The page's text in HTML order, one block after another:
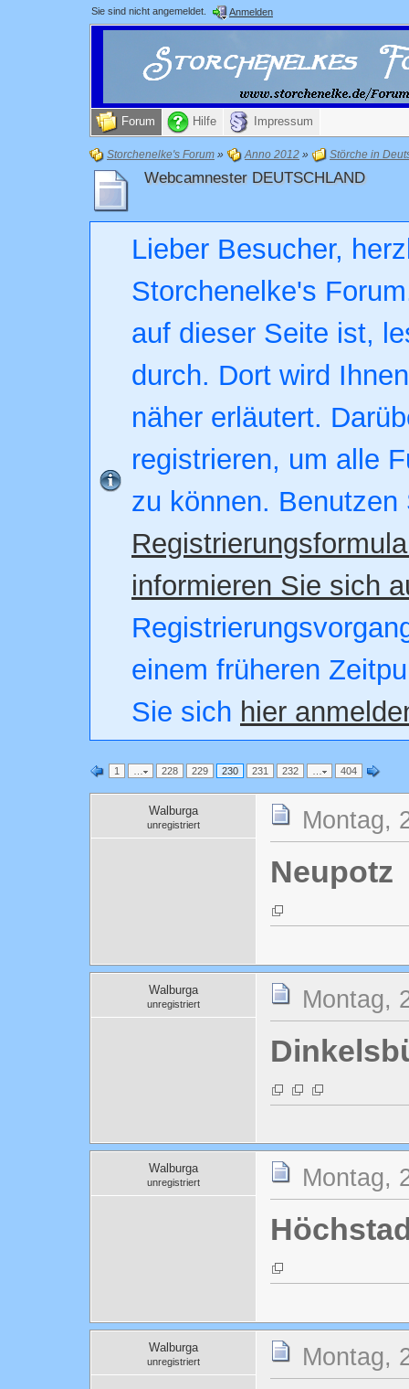
Sie sind nicht angemeldet. Anmelden
Forum Hilfe Impressum
Storchenelke's Forum » Anno 2012 » Störche in
Webcamnester DEUTSCHLAND
Lieber Besucher,
Storchenelke's
auf dieser Seite ist,
durch. Dort wird
näher erläutert.
registrieren, um alle
zu können. Benutzen
informieren Sie sich
einem früheren
Sie sich hier
1 … 228 229 230 231 232 … 404
Walburga
unregistriert Montag,
Neupotz
Walburga
unregistriert Montag,
Walburga
unregistriert Montag,
Walburga
unregistriert Montag,